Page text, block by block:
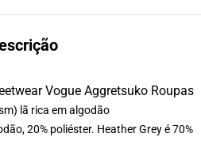
Vogue Aggretsuko Roupas
lã rica em algodão
20% poliéster. Heather Grey é 70%